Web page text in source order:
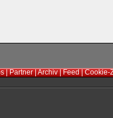
|Partner|Archiv|Feed|Cookie-